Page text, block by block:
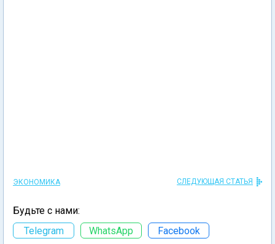
ЭКОНОМИКА СЛЕДУЮЩАЯ СТАТЬЯ
Будьте с нами:
Telegram
WhatsApp Facebook